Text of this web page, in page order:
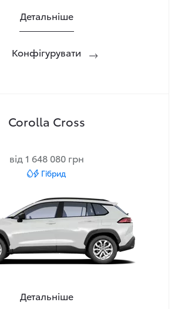
Детальніше
Конфігурувати
Corolla Cross
від 1 648 080 грн
Гібрид
Детальніше